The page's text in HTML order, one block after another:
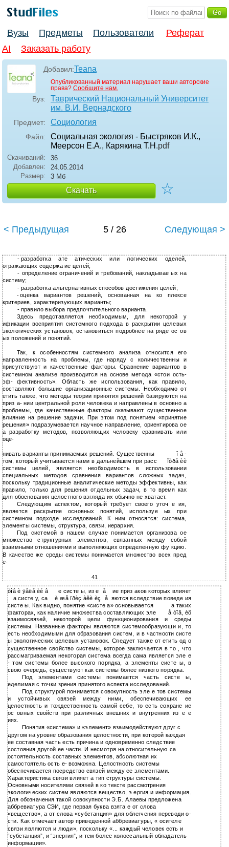
Вузы Предметы Пользователи
Реферат
AI
Заказать работу
Добавил:Teana
Опубликованный материал нарушает ваши авторские
права? Сообщите нам.
Вуз:
Таврический Национальный Университет
им. В.И. Вернадского
Предмет: Социология
Файл:
Социальная экология - Быстряков И.К.,
Меерсон Е.А., Карякина Т.Н .pdf
Скачиваний:
36
Добавлен:
24.05.2014
Размер:
3 Мб
Скачать ☆
< Предыдущая 5 / 26 Следующая >
- разработка ате атических или логических оделей,
отражающих содержа ие целей;
- определение ограничений и требований, накладывае ых на
систему;
- разработка альтернативных способов достижения целей;
-оценка вариантов решений, основанная на ко плексе
критериев, характеризующих варианты;
- правило выбора предпочтительного варианта.
Здесь представляется необходимым, для некоторой у
ификации восприятия системного подхода в раскрытии целевых
экологических установок, остановиться подробнее на ряде ос ов
ых положений и понятий.
Так, к особенностям системного анализа относится его
направленность на проблемы, где наряду с количественны и
присутствуют и качественные факторы. Сравнение вариантов в
системном анализе производится на основе метода «стои ость-
эф- фективность». Область же использования, как правило,
составляют большие организационные системы. Необходимо от
етить также, что методы теории принятия решений базируются на
приз а- нии центральной роли человека и направлены в основно а
проблемы, где качественные факторы оказывают существенное
влияние на решение задачи. При этом под понятием «принятие
решения» подразумевается научное направление, ориентирова ое
а разработку методов, позволяющих человеку сравнивать или
оце-
нивать варианты принимаемых решений. Существенны î å -
том, который учитывается нами в дальнейшем при расс
îòðå èè
системы целей, является необходимость в использовании
специальных методов сравнения вариантов сложных задач,
поскольку традиционные аналитические методы эффективны, как
правило, только для решения отдельных задач, в то время как
для обоснования целостного взгляда их обычно не хватает.
Следующим аспектом, который требует своего уточ е ия,
является раскрытие основных понятий, используе ых при
системном подходе исследований. К ним относятся: система,
элементы системы, структура, связи, иерархия.
Под системой в нашем случае понимается организова ое
множество структурных элементов, связанных между собой
взаимными отношениями и выполняющих определенную фу кцию.
В качестве же среды системы понимается множество всех пред
е-
41
òîâ è ÿâëå èé â
е систе ы, из е å
ие приз аков которых влияет
а систе у, са
è æå ïðèç àêè èç å яются вследствие поведе ия
систе ы. Как видно, понятие «систе а» основывается
а таких
факторах, как наличие множества составляющих эле
å òîâ, èõ
взаимосвязей, некоторой цели функционирования и среды
системы. Названные факторы являются системообразующи и, то
есть необходимыми для образования систем, и в частности систе
ы экологических целевых установок. Следует также от етить од о
существенное свойство системы, которое заключается в то , что
рассматриваемая некоторая система всегда сама является эле е
- том системы более высокого порядка, а элементы систе ы, в
свою очередь, существуют как системы более низкого порядка.
Под элементами системы понимается часть систе ы,
еделимая с точки зрения принятого аспекта исследований.
Под структурой понимается совокупность эле е тов системы
и устойчивых связей между ними, обеспечивающих ее
целостность и тождественность самой себе, то есть сохране ие
ос овных свойств при различных внешних и внутренних из е е
иях.
Понятия «система» и «элемент» взаимодействуют друг с
другом на уровне образования целостности, при которой каждая
ее составная часть есть причина и одновременно следствие
состояния другой ее части. И несмотря на относительную са
остоятельность составных элементов, абсолютная их
самостоятель ость е- возможна. Целостность системы
обеспечивается посредство связей между ее элементами.
Характеристика связи влияет а тип структуры системы.
Основными носителями связей в ко тексте рассмотрения
экологических систем являются вещество, э ергия и информация.
Для обозначения такой совокупности Э.Б. Алаевы предложена
аббревиатура СЭИ, где первая буква взята е от слова
«вещество», а от слова «субстанция» для облегчения переводи о-
сти. Как отмечает автор приведенной аббревиатуры, « осителе
связи являются и люди», поскольку «... каждый человек есть и
“субстанция”, и “энергия”, и тем более колоссальный обладатель
информации».